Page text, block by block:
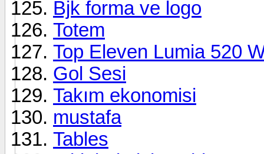
Bjk forma ve logo
Totem
Top Eleven Lumia 520
Gol Sesi
Takım ekonomisi
mustafa
Tables